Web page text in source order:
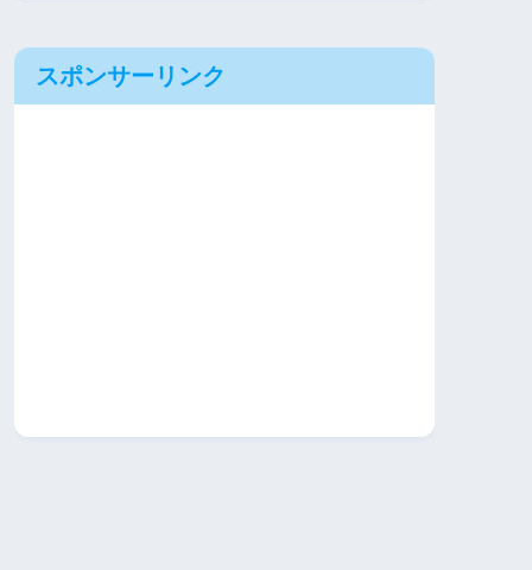
スポンサーリンク